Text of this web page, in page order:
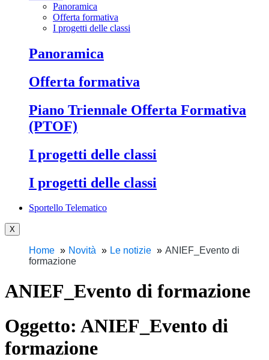
Panoramica
Offerta formativa
I progetti delle classi
Panoramica
Offerta formativa
Piano Triennale Offerta Formativa
(PTOF)
I progetti delle classi
I progetti delle classi
Sportello Telematico
X
Home Novità Le notizie
ANIEF_Evento di
formazione
ANIEF_Evento di formazione
Oggetto: ANIEF_Evento di
formazione